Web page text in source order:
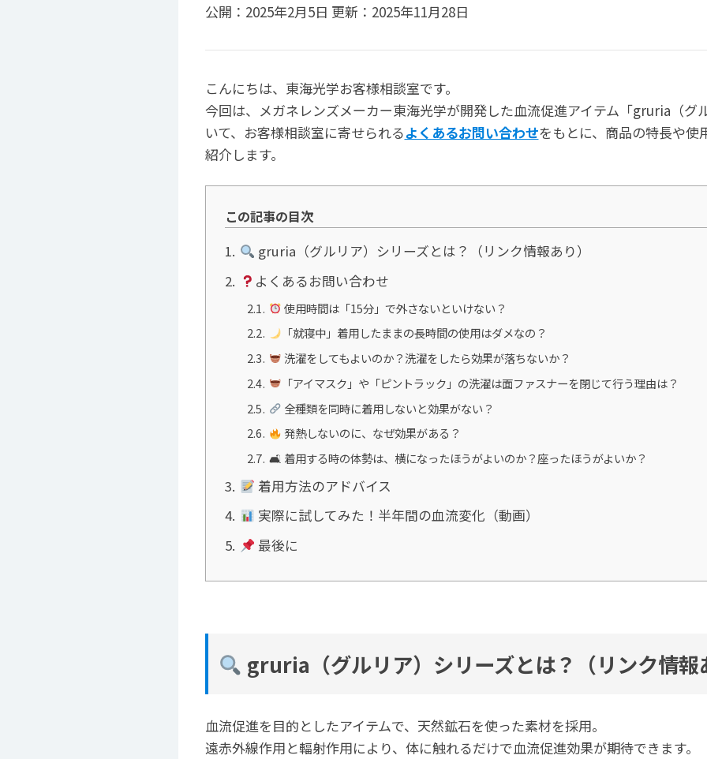
公開： 2025年2月5日 更新： 2025年11月28日
こんにちは、東海光学お客様相談室です。
今回は、メガネレンズメーカー東海光学が開発した血流促進アイテム「gruria（グ
いて、お客様相談室に寄せられるよくあるお問い合わせをもとに、商品の特長や使
紹介します。
この記事の目次
1
gruria（グルリア）シリーズとは？（リンク情報あり）
2
よくあるお問い合わせ
2.1
使用時間は「15分」で外さないといけない？
2.2
「就寝中」着用したままの長時間の使用はダメなの？
2.3
洗濯をしてもよいのか？洗濯をしたら効果が落ちないか？
2.4
「アイマスク」や「ピントラック」の洗濯は面ファスナーを閉じて行う理由は？
2.5
全種類を同時に着用しないと効果がない？
2.6
発熱しないのに、なぜ効果がある？
2.7 🛋 着用する時の体勢は、横になったほうがよいのか？座ったほうがよいか？
3
着用方法のアドバイス
4
実際に試してみた！半年間の血流変化（動画）
5
最後に
gruria（グルリア）シリーズとは？（リンク情報
血流促進を目的としたアイテムで、天然鉱石を使った素材を採用。
遠赤外線作用と輻射作用により、体に触れるだけで血流促進効果が期待できます。